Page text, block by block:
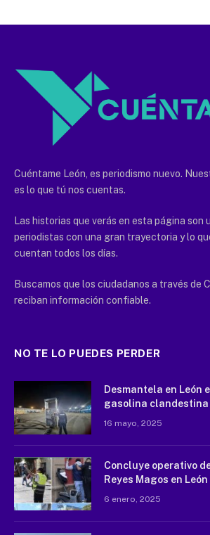
Cuéntame León, es periodismo nuevo.
es lo que tú nos cuentas.
Las historias que verás en esta página son
periodistas con una gran trayectoria y lo
cuentan todos los días.
Buscamos que los ciudadanos a través de
reciban información confiable.
NO TE LO PUEDES PERDER
Desmantela en León
gasolina clandestina
16 mayo, 2025
Concluye operativo
Reyes Magos en León
6 enero, 2025